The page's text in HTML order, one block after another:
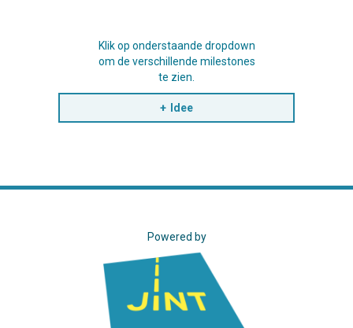
Klik op onderstaande dropdown
om de verschillende milestones
te zien.
Idee
Powered by